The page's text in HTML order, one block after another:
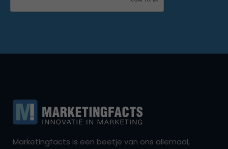
Marketingfacts is een beetje van ons allemaal,